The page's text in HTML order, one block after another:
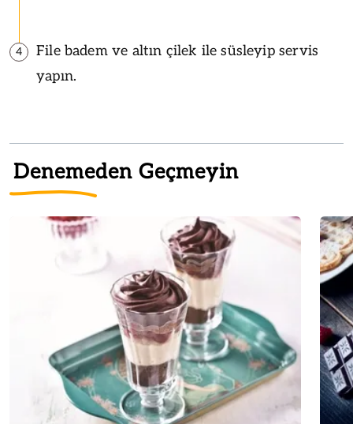
4
File badem ve altın çilek ile süsleyip servis
yapın.
Denemeden Geçmeyin